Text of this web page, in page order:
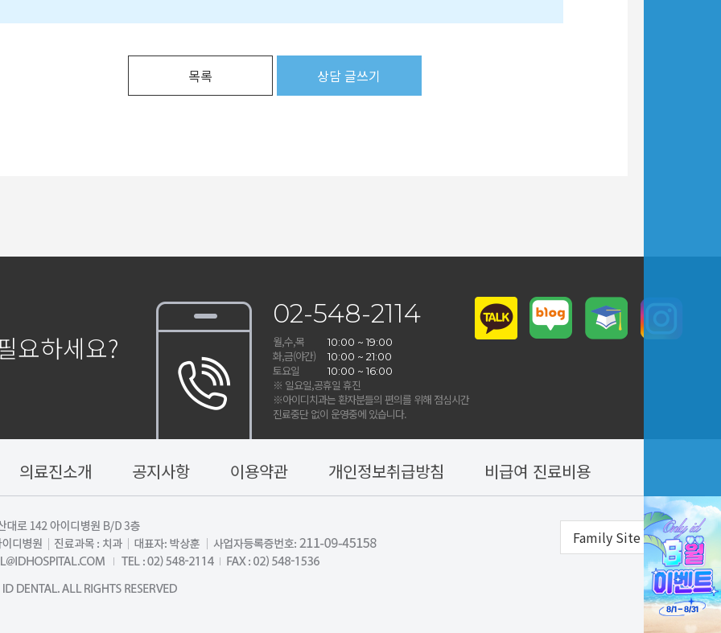
요하세요?
02-548-2114
월,수,목 10:00 ~ 19:00
화,금(야간) 10:00 ~ 21:00
토요일 10:00 ~ 16:00
※ 일요일,공휴일 휴진
※아이디치과는 환자분들의 편의를 위해 점심시간
진료중단 없이 운영중에 있습니다.
의료진소개 공지사항 이용약관 개인정보취급방침 비급여 진료비용
Family Site